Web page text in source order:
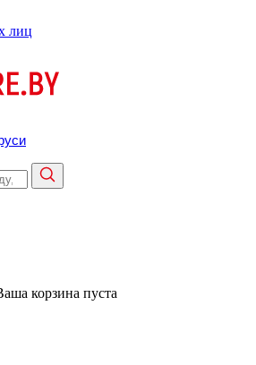
лиц
корзина пуста